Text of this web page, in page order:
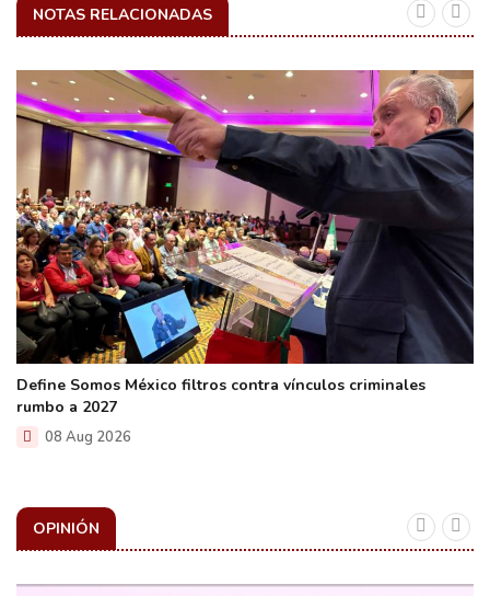
NOTAS RELACIONADAS
Define Somos México filtros contra vínculos criminales
rumbo a 2027
08 Aug 2026
OPINIÓN